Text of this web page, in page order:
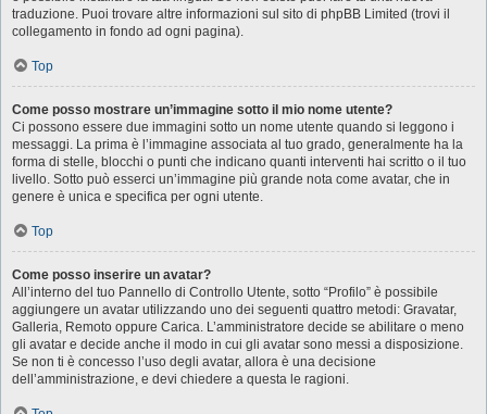
traduzione. Puoi trovare altre informazioni sul sito di phpBB Limited (trovi il
collegamento in fondo ad ogni pagina).
Top
Come posso mostrare un’immagine sotto il mio nome utente?
Ci possono essere due immagini sotto un nome utente quando si leggono i
messaggi. La prima è l’immagine associata al tuo grado, generalmente ha la
forma di stelle, blocchi o punti che indicano quanti interventi hai scritto o il tuo
livello. Sotto può esserci un’immagine più grande nota come avatar, che in
genere è unica e specifica per ogni utente.
Top
Come posso inserire un avatar?
All’interno del tuo Pannello di Controllo Utente, sotto “Profilo” è possibile
aggiungere un avatar utilizzando uno dei seguenti quattro metodi: Gravatar,
Galleria, Remoto oppure Carica. L’amministratore decide se abilitare o meno
gli avatar e decide anche il modo in cui gli avatar sono messi a disposizione.
Se non ti è concesso l’uso degli avatar, allora è una decisione
dell’amministrazione, e devi chiedere a questa le ragioni.